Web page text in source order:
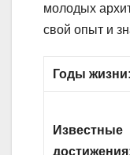
молодых
свой опыт и
Годы жизни:
Известные